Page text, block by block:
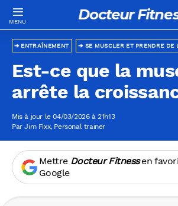
Docteur
SE MUSCLER ET PRENDRE DE
ENTRAÎNEMENT
Est-ce que la
arrête la
Mis à jour le 04/03/2026 à 21h13
ParJim Fixx, Personal trainer
Mettre Docteur Fitnessen
Google